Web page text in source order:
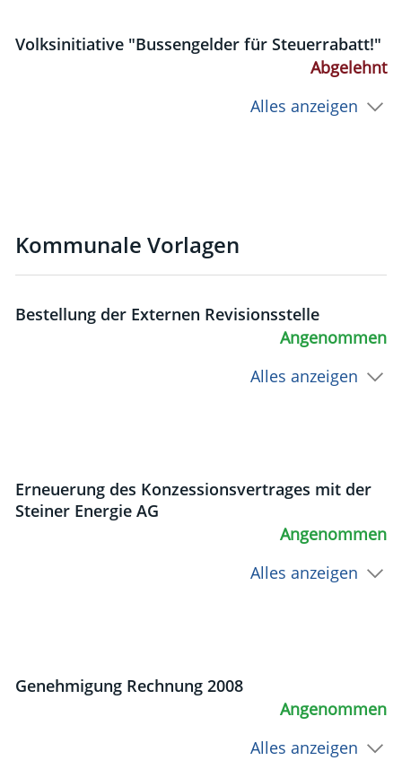
Volksinitiative "Bussengelder für Steuerrabatt!"
Abgelehnt
Alles anzeigen
Kommunale Vorlagen
Bestellung der Externen Revisionsstelle
Angenommen
Alles anzeigen
Erneuerung des Konzessionsvertrages mit der
Steiner Energie AG
Angenommen
Alles anzeigen
Genehmigung Rechnung 2008
Angenommen
Alles anzeigen